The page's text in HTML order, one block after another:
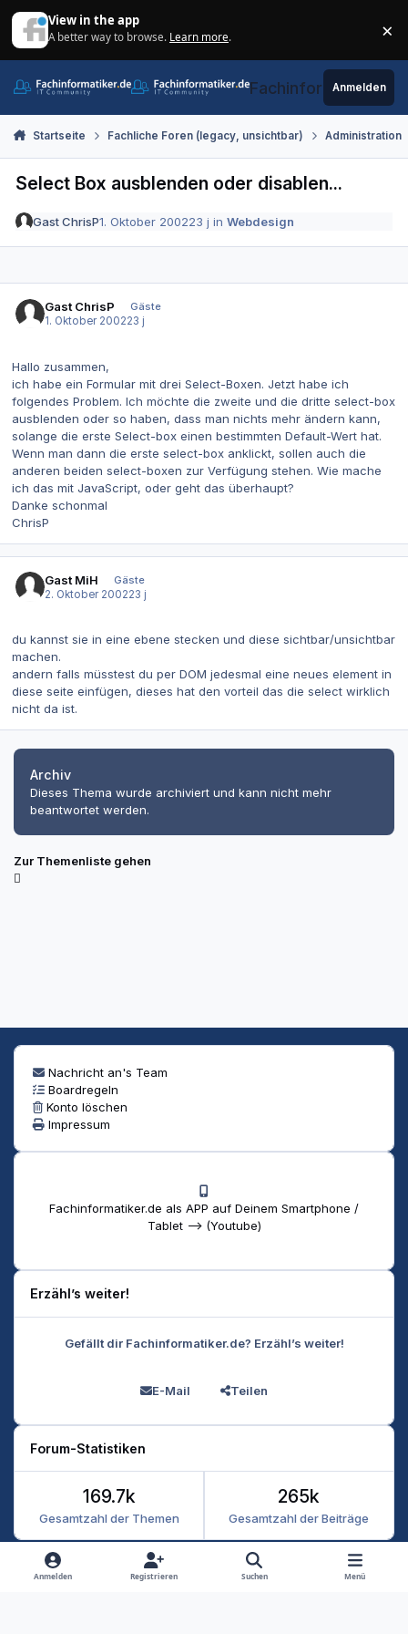
View in the app
A better way to browse. Learn more. ×
Fachinformatiker.de
Anmelden
Startseite Fachliche Foren (legacy, unsichtbar) Administration
Select Box ausblenden oder disablen...
Gast ChrisP1. Oktober 200223 j inWebdesign
Gast ChrisP
Gäste
1. Oktober 200223 j
Hallo zusammen,
ich habe ein Formular mit drei Select-Boxen. Jetzt habe ich
folgendes Problem. Ich möchte die zweite und die dritte select-box
ausblenden oder so haben, dass man nichts mehr ändern kann,
solange die erste Select-box einen bestimmten Default-Wert hat.
Wenn man dann die erste select-box anklickt, sollen auch die
anderen beiden select-boxen zur Verfügung stehen. Wie mache
ich das mit JavaScript, oder geht das überhaupt?
Danke schonmal
ChrisP
Gast MiH
Gäste
2. Oktober 200223 j
du kannst sie in eine ebene stecken und diese sichtbar/unsichtbar
machen.
andern falls müsstest du per DOM jedesmal eine neues element in
diese seite einfügen, dieses hat den vorteil das die select wirklich
nicht da ist.
Archiv
Dieses Thema wurde archiviert und kann nicht mehr
beantwortet werden.
Zur Themenliste gehen
Nachricht an's Team
Boardregeln
Konto löschen
Impressum
Fachinformatiker.de als APP auf Deinem Smartphone /
Tablet --> (Youtube)
Erzähl’s weiter!
Gefällt dir Fachinformatiker.de? Erzähl’s weiter!
E-Mail Teilen
Forum-Statistiken
Gesamtzahl der Themen
169.7k
Gesamtzahl der Beiträge
265k
Heller Modus
Dunkler Modus
Systemeinstellung
Anmelden Registrieren Suchen Menü